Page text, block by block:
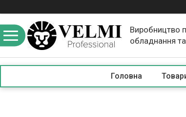
Виробництво
обладнання
Головна